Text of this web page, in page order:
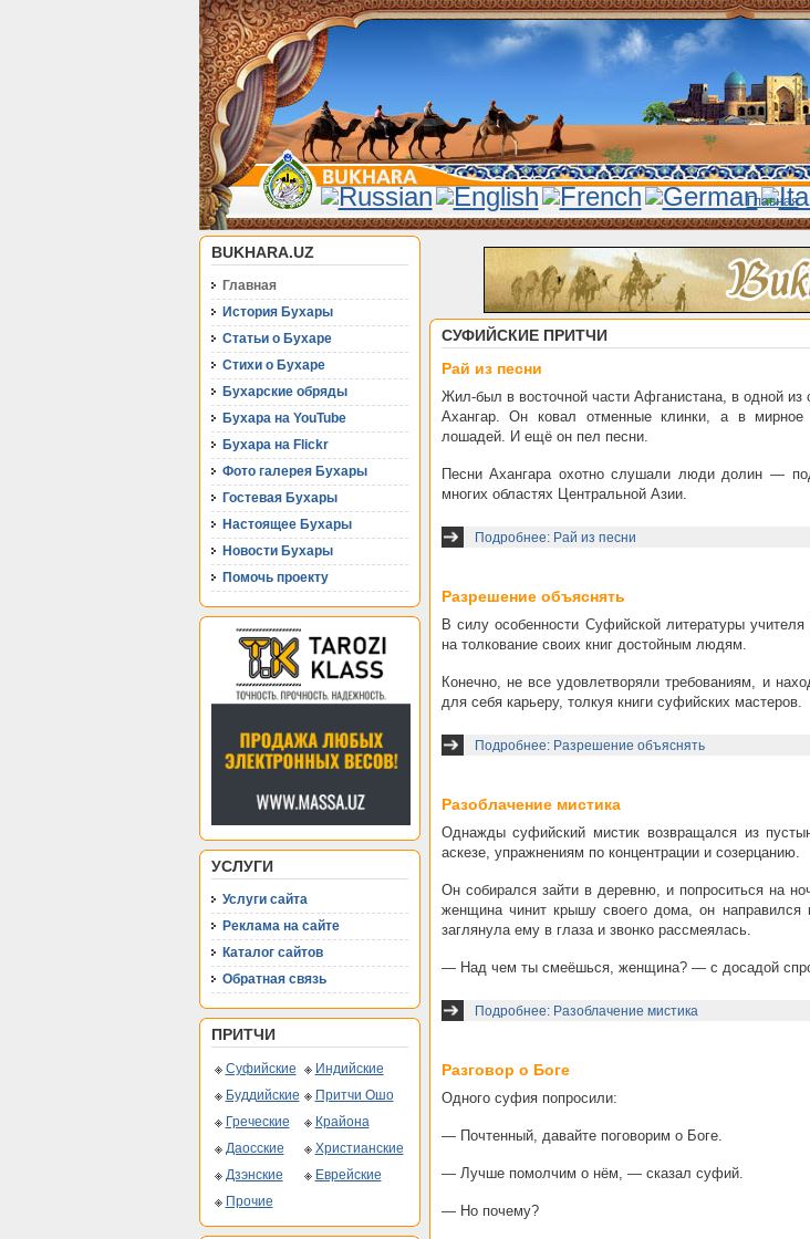
Главная
BUKHARA.UZ
Главная
История Бухары
Статьи о Бухаре
Стихи о Бухаре
Бухарские обряды
Бухара на YouTube
Бухара на Flickr
Фото галерея Бухары
Гостевая Бухары
Настоящее Бухары
Новости Бухары
Помочь проекту
УСЛУГИ
Услуги сайта
Реклама на сайте
Каталог сайтов
Обратная связь
ПРИТЧИ
Суфийские
Индийские
Буддийские
Притчи Ошо
Греческие
Крайона
Даосские
Христианские
Дзэнские
Еврейские
Прочие
СУФИЙСКИЕ ПРИТЧИ
Рай из песни
Жил-был в восточной части Афганистана, в одной из
Ахангар. Он ковал отменные клинки, а в
лошадей. И ещё он пел песни.
Песни Ахангара охотно слушали люди долин —
многих областях Центральной Азии.
Подробнее: Рай из песни
Разрешение объяснять
В силу особенности Суфийской литературы
на толкование своих книг достойным людям.
Конечно, не все удовлетворяли требованиям, и
для себя карьеру, толкуя книги суфийских мастеров.
Подробнее: Разрешение объяснять
Разоблачение мистика
Однажды суфийский мистик возвращался из
аскезе, упражнениям по концентрации и созерцанию.
Он собирался зайти в деревню, и попроситься на
женщина чинит крышу своего дома, он
заглянула ему в глаза и звонко рассмеялась.
— Над чем ты смеёшься, женщина? — с досадой
Подробнее: Разоблачение мистика
Разговор о Боге
Одного суфия попросили:
— Почтенный, давайте поговорим о Боге.
— Лучше помолчим о нём, — сказал суфий.
— Но почему?